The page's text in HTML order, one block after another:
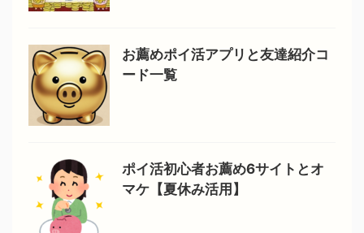
お薦めポイ活アプリと友達紹介コ
ード一覧
ポイ活初心者お薦め6サイトとオ
マケ【夏休み活用】